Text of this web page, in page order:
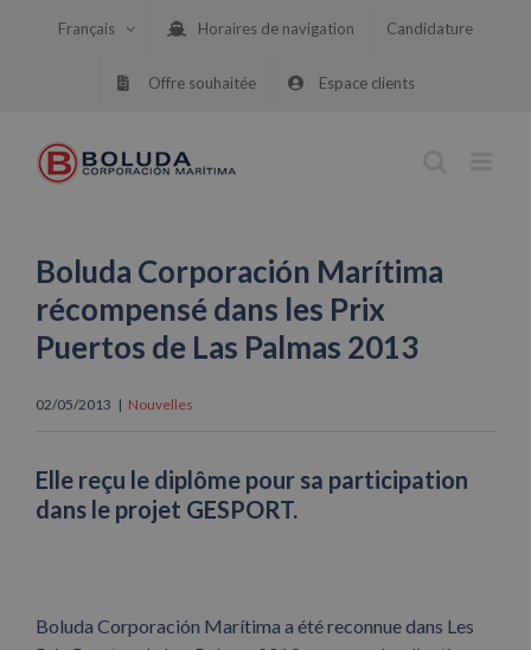
Français Horaires de navigation Candidature
Offre souhaitée Espace clients
Boluda Corporación Marítima
récompensé dans les Prix
Puertos de Las Palmas 2013
02/05/2013 | Nouvelles
Elle reçu le diplôme pour sa participation
dans le projet GESPORT.
Boluda Corporación Marítima a été reconnue dans Les